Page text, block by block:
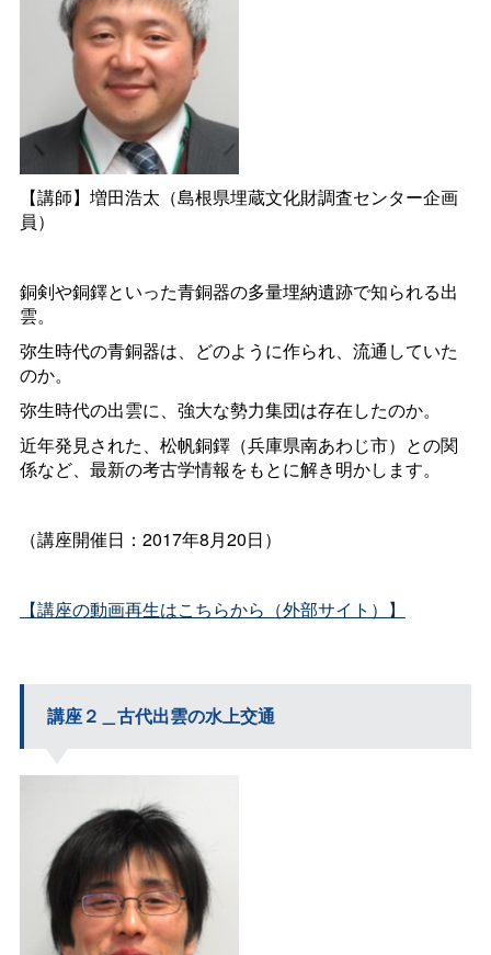
【講師】増田浩太（島根県埋蔵文化財調査センター企画
員）
銅剣や銅鐸といった青銅器の多量埋納遺跡で知られる出
雲。
弥生時代の青銅器は、どのように作られ、流通していた
のか。
弥生時代の出雲に、強大な勢力集団は存在したのか。
近年発見された、松帆銅鐸（兵庫県南あわじ市）との関
係など、最新の考古学情報をもとに解き明かします。
（講座開催日：2017年8月20日）
【講座の動画再生はこちらから（外部サイト）】
講座２＿古代出雲の水上交通